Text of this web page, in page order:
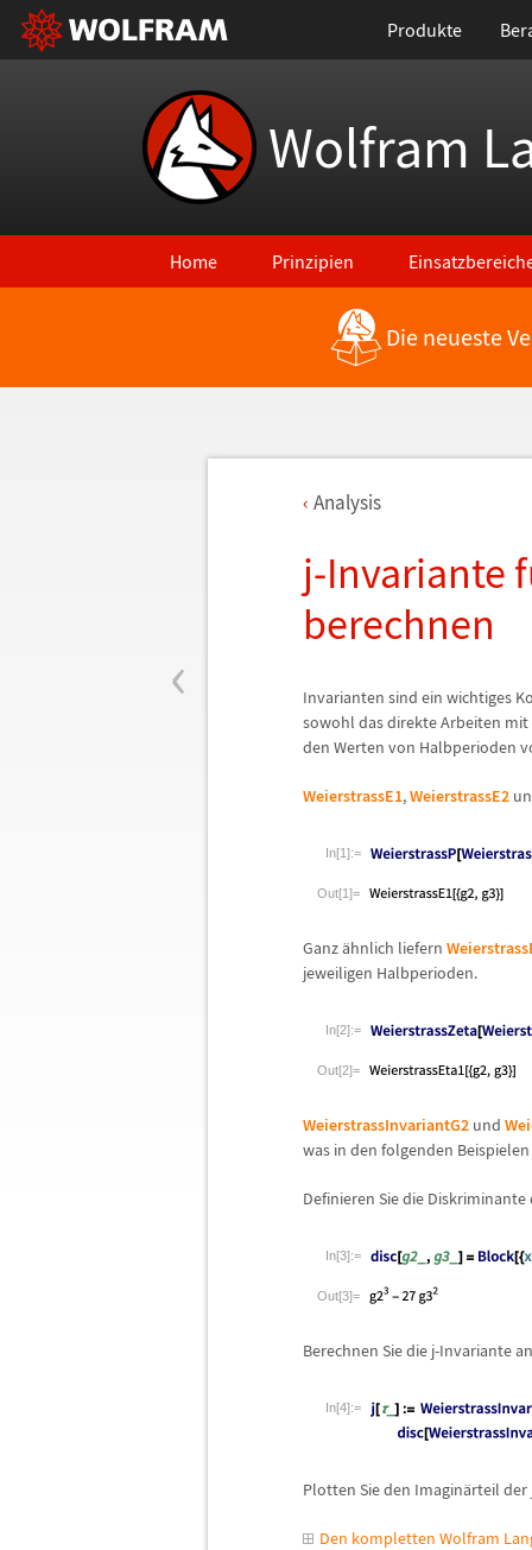
Produkte
Wolfram
Home Prinzipien
Die neueste
‹
Analysis
j-Invariante f
berechnen
Invarianten sind ein wichtiges
sowohl das direkte Arbeiten
den Werten von Halbperioden
WeierstrassE1,WeierstrassE2
In[1]:=
Out[1]=
Ganzähnlich liefern
jeweiligen Halbperioden.
In[2]:=
Out[2]=
WeierstrassInvariantG2 und
was in den folgenden
Definieren Sie die Diskriminante
In[3]:=
Out[3]=
Berechnen Sie die j-Invariante
In[4]:=
Plotten Sie den Imaginärteil der
Den kompletten Wolfram